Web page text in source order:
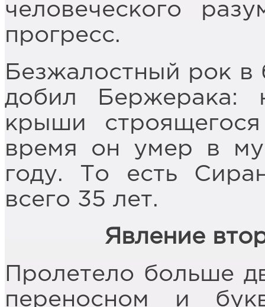
человеческого
прогресс.
Безжалостный рок в
добил Бержерака:
крыши
время он умер в
году. То есть
всего 35 лет.
Явление
Пролетело больше
переносном и